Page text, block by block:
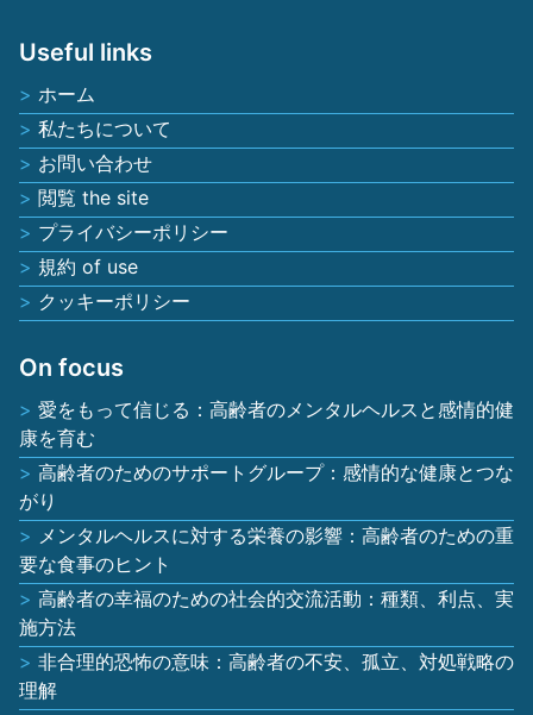
Useful links
ホーム
私たちについて
お問い合わせ
閲覧 the site
プライバシーポリシー
規約 of use
クッキーポリシー
On focus
愛をもって信じる：高齢者のメンタルヘルスと感情的健
康を育む
高齢者のためのサポートグループ：感情的な健康とつな
がり
メンタルヘルスに対する栄養の影響：高齢者のための重
要な食事のヒント
高齢者の幸福のための社会的交流活動：種類、利点、実
施方法
非合理的恐怖の意味：高齢者の不安、孤立、対処戦略の
理解